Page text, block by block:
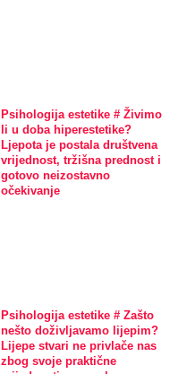
Psihologija estetike # Živimo
li u doba hiperestetike?
Ljepota je postala društvena
vrijednost, tržišna prednost i
gotovo neizostavno
očekivanje
Psihologija estetike # Zašto
nešto doživljavamo lijepim?
Lijepe stvari ne privlače nas
zbog svoje praktične